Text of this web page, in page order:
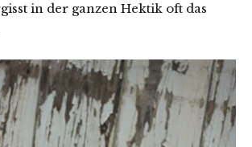
in der ganzen Hektik oft das